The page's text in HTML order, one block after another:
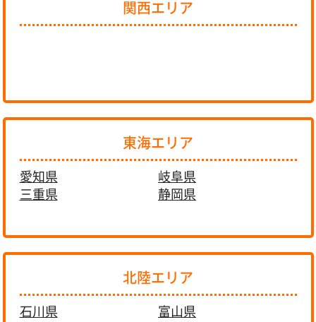
関西エリア
東海エリア
愛知県
岐阜県
三重県
静岡県
北陸エリア
石川県
富山県